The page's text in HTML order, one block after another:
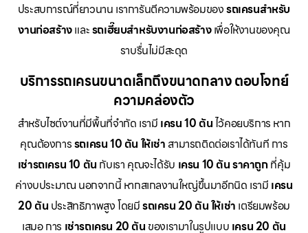
ประสบการณ์ที่ยาวนาน เราการันตีความพร้อมของรถเครนสำหรับ
งานก่อสร้างและรถเฮี๊ยบสำหรับงานก่อสร้างเพื่อให้งานของคุณ
ราบรื่นไม่มีสะดุด
บริการรถเครนขนาดเล็กถึงขนาดกลาง ตอบโจทย์
ความคล่องตัว
สำหรับไซต์งานที่มีพื้นที่จำกัด เรามี เครน 10 ตันไว้คอยบริการ หาก
คุณต้องการรถเครน 10 ตัน ให้เช่า สามารถติดต่อเราได้ทันที การ
เช่ารถเครน 10 ตัน กับเรา คุณจะได้รับ เครน 10 ตัน ราคาถูกที่คุ้ม
ค่างบประมาณ นอกจากนี้ หากสเกลงานใหญ่ขึ้นมาอีกนิด เรามี เครน
20 ตัน ประสิทธิภาพสูง โดยมีรถเครน 20 ตัน ให้เช่า เตรียมพร้อม
เสมอ การ เช่ารถเครน 20 ตัน ของเรามาในรูปแบบ เครน 20 ตัน